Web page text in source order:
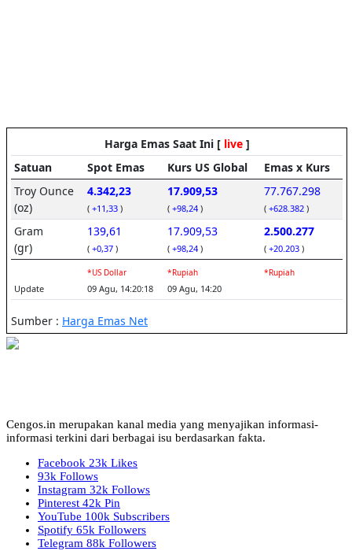
Cengos.in merupakan kanal media yang menyajikan informasi-
informasi terkini dari berbagai isu berdasarkan fakta.
Facebook 23k Likes
93k Follows
Instagram 32k Follows
Pinterest 42k Pin
YouTube 100k Subscribers
Spotify 65k Followers
Telegram 88k Followers